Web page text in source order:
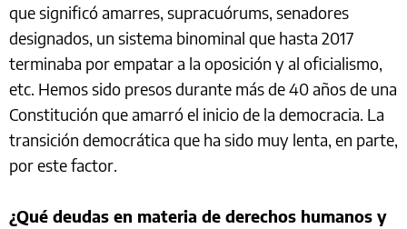
que significó amarres, supracuórums, senadores
designados, un sistema binominal que hasta 2017
terminaba por empatar a la oposición y al oficialismo,
etc. Hemos sido presos durante más de 40 años de una
Constitución que amarró el inicio de la democracia. La
transición democrática que ha sido muy lenta, en parte,
por este factor.
¿Qué deudas en materia de derechos humanos y